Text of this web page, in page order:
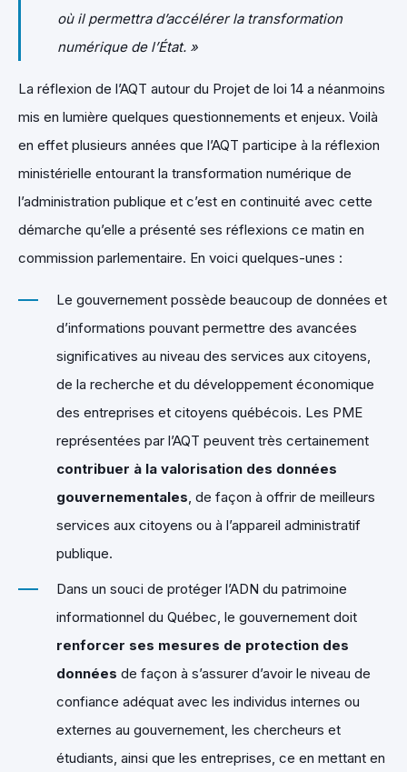
où il permettra d’accélérer la transformation
numérique de l’État. »
La réflexion de l’AQT autour du Projet de loi 14 a néanmoins
mis en lumière quelques questionnements et enjeux. Voilà
en effet plusieurs années que l’AQT participe à la réflexion
ministérielle entourant la transformation numérique de
l’administration publique et c’est en continuité avec cette
démarche qu’elle a présenté ses réflexions ce matin en
commission parlementaire. En voici quelques-unes :
Le gouvernement possède beaucoup de données et
d’informations pouvant permettre des avancées
significatives au niveau des services aux citoyens,
de la recherche et du développement économique
des entreprises et citoyens québécois. Les PME
représentées par l’AQT peuvent très certainement
contribuer à la valorisation des données
gouvernementales, de façon à offrir de meilleurs
services aux citoyens ou à l’appareil administratif
publique.
Dans un souci de protéger l’ADN du patrimoine
informationnel du Québec, le gouvernement doit
renforcer ses mesures de protection des
données de façon à s’assurer d’avoir le niveau de
confiance adéquat avec les individus internes ou
externes au gouvernement, les chercheurs et
étudiants, ainsi que les entreprises, ce en mettant en